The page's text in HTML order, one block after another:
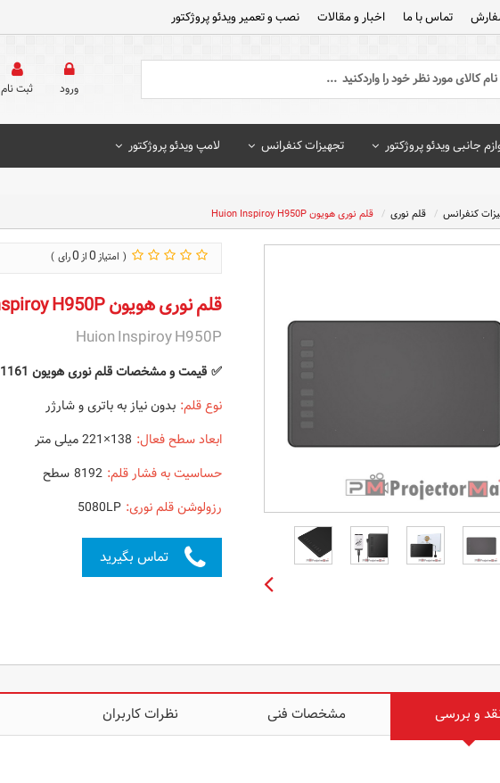
تماس با ما اخبار و مقالات نصب و تعمیر ویدئو پروژکتور
ورود ثبت‌ نام
جانبی ویدئو پروژکتور تجهیزات کنفرانس لامپ ویدئو پروژکتور
کنفرانس قلم نوری قلم نوری هویون Huion Inspiroy H950P
0
0
قلم نوری هویون Huion Inspiroy H950P
Huion Inspiroy H950P
✅ قیمت و مشخصات قلم نوری هویون HUION Inspiroy H1161
نوع قلم: بدون نیاز به باتری و شارژر
ابعاد سطح فعال:
حساسیت به فشار قلم: 8192 سطح
رزولوشن قلم نوری:5080LP
تماس بگیرید
و بررسی مشخصات فنی نظرات کاربران